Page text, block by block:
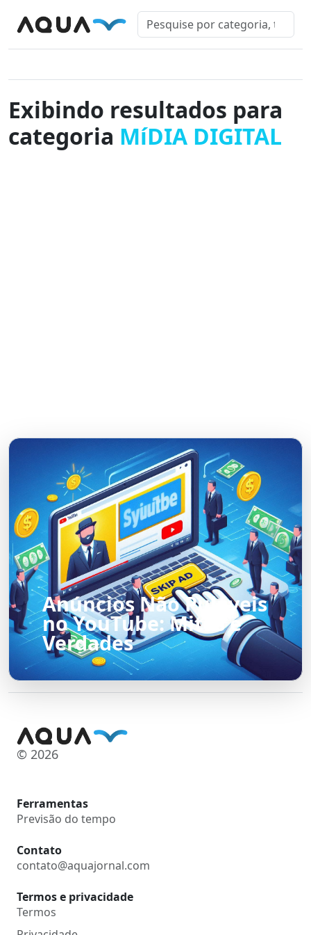
Exibindo resultados para
categoria MíDIA DIGITAL
Anúncios Não Puláveis
no YouTube: Mitos e
Verdades
© 2026
Ferramentas
Previsão do tempo
Contato
contato@aquajornal.com
Termos e privacidade
Termos